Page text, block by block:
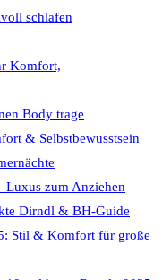
schlafen
Komfort,
Body trage
& Selbstbewusstsein
Luxus zum Anziehen
Dirndl & BH-Guide
Stil & Komfort für große